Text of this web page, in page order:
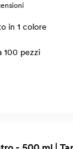
in 1 colore
100 pezzi